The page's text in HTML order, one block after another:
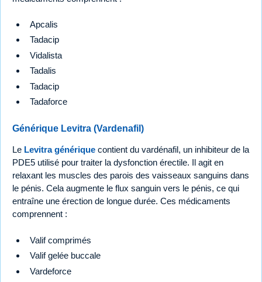
Apcalis
Tadacip
Vidalista
Tadalis
Tadacip
Tadaforce
Générique Levitra (Vardenafil)
Le Levitra générique contient du vardénafil, un inhibiteur de la
PDE5 utilisé pour traiter la dysfonction érectile. Il agit en
relaxant les muscles des parois des vaisseaux sanguins dans
le pénis. Cela augmente le flux sanguin vers le pénis, ce qui
entraîne une érection de longue durée. Ces médicaments
comprennent :
Valif comprimés
Valif gelée buccale
Vardeforce